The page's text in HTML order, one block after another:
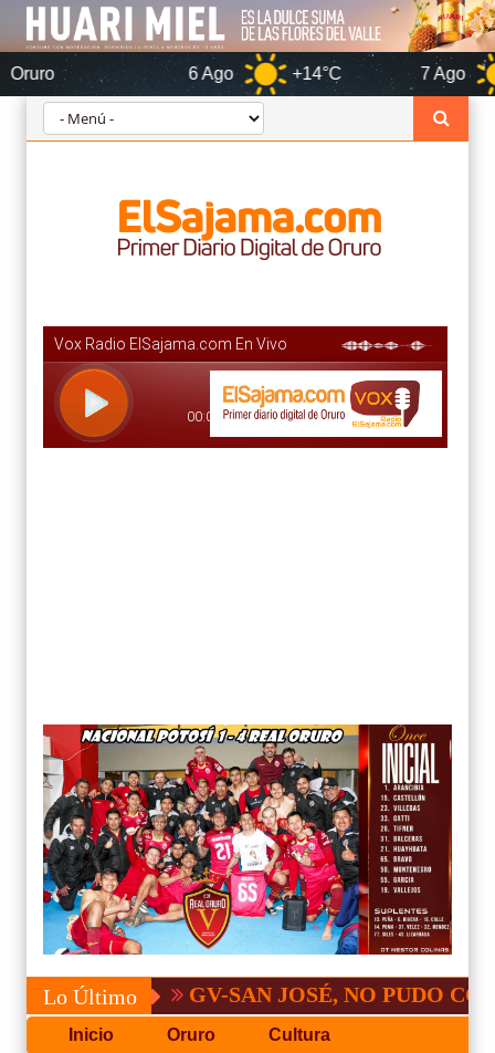
6 Ago +14°C 7 Ago +16°C
Lo ÚltimoGV-SAN JOSÉ, NO PUDO CON SAN
Inicio Oruro Cultura